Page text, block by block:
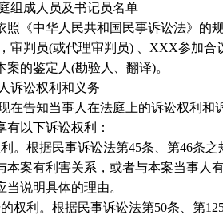
组成人员及书记员名单
照《中华人民共和国民事诉讼法》的
审判员(或代理审判员) XXX参加合
案的鉴定人 (勘验人、翻译)。
诉讼权利和义务
在告知当事人在法庭上的诉讼权利和
有以下诉讼权利：
利。根据民事诉讼法第45条、第46条之
本案有利害关系，或者与本案当事人
说明具体的理由。
的权利。根据民事诉讼法第50条、第